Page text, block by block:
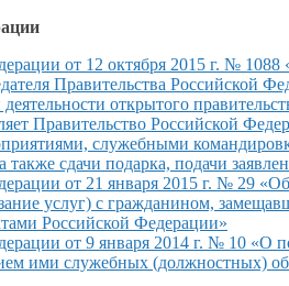
от 12 октября 2015 г. № 1088
Правительства Российской
открытого
Правительство Российской
служебными
а также сдачи подарка, подачи
от 21 января 2015 г. № 29
услуг) с гражданином,
Российской Федерации»
от 9 января 2014 г. № 10 «О
ими служебных (должностных)